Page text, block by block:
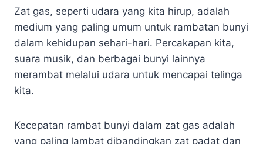
Zat gas, seperti udara yang kita hirup, adalah
medium yang paling umum untuk rambatan bunyi
dalam kehidupan sehari-hari. Percakapan kita,
suara musik, dan berbagai bunyi lainnya
merambat melalui udara untuk mencapai telinga
kita.
Kecepatan rambat bunyi dalam zat gas adalah
yang paling lambat dibandingkan zat padat dan